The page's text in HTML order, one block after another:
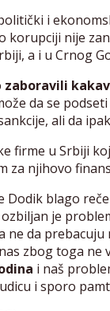
i
korupciji nije
a i u Crnog
zaboravili
da se
ali da
firme u Srbiji
za njihovo
Dodik blago
je
ne da
zbog toga ne
i naš
i sporo